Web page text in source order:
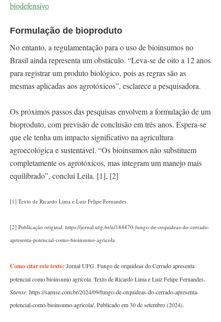
biodefensivo
Formulação de bioproduto
No entanto, a regulamentação para o uso de bioinsumos no
Brasil ainda representa um obstáculo. “Leva-se de oito a 12 anos
para registrar um produto biológico, pois as regras são as
mesmas aplicadas aos agrotóxicos”, esclarece a pesquisadora.
Os próximos passos das pesquisas envolvem a formulação de um
bioproduto, com previsão de conclusão em três anos. Espera-se
que ele tenha um impacto significativo na agricultura
agroecológica e sustentável. “Os bioinsumos não substituem
completamente os agrotóxicos, mas integram um manejo mais
equilibrado”, conclui Leila. [1], [2]
[1] Texto de Ricardo Lima e Luiz Felipe Fernandes
[2] Publicação original: https://jornal.ufg.br/n/184470-fungo-de-orquideas-do-cerrado-
apresenta-potencial-como-bioinsumo-agricola
Como citar este texto: Jornal UFG. Fungo de orquídeas do Cerrado apresenta
potencial como bioinsumo agrícola. Texto de Ricardo Lima e Luiz Felipe Fernandes.
Saense. https://saense.com.br/2024/09/fungo-de-orquideas-do-cerrado-apresenta-
potencial-como-bioinsumo-agricola/. Publicado em 30 de setembro (2024).